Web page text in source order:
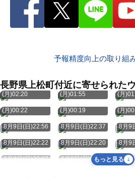
予報精度向上の取り組
長野県上松町付近に寄せられた
8月10日
(月)02:20
8月10日
(月)01:55
8月10
(月
8月10日
(月)00:22
8月10日
(月)00:19
8月10
(月
8月9日(日)22:56 8月9日(日)22:37 8月9
8月9日(日)22:22 8月9日(日)22:20 8月9
8月9日(日)22:07 8月9日(日)22:07 8月9
もっと見る